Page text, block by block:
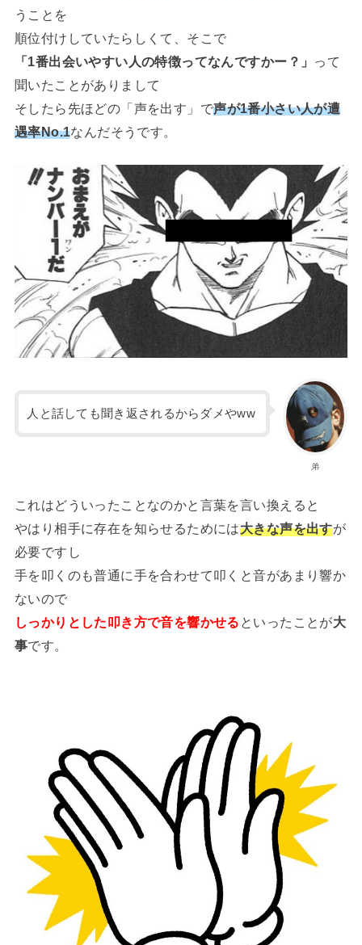
うことを
順位付けしていたらしくて、そこで
「1番出会いやすい人の特徴ってなんですかー？」 って
聞いたことがありまして
そしたら先ほどの「声を出す」で声が1番小さい人が遭
遇率No.1なんだそうです。
弟
人と話しても聞き返されるからダメやww
これはどういったことなのかと言葉を言い換えると
やはり相手に存在を知らせるためには大きな声を出すが
必要ですし
手を叩くのも普通に手を合わせて叩くと音があまり響か
ないので
しっかりとした叩き方で音を響かせる といったことが大
事です。